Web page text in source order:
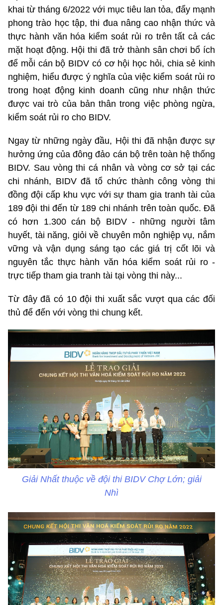
khai từ tháng 6/2022 với mục tiêu lan tỏa, đẩy mạnh
phong trào học tập, thi đua nâng cao nhận thức và
thực hành văn hóa kiểm soát rủi ro trên tất cả các
mặt hoạt động. Hội thi đã trở thành sân chơi bổ ích
để mỗi cán bộ BIDV có cơ hội học hỏi, chia sẻ kinh
nghiệm, hiểu được ý nghĩa của việc kiểm soát rủi ro
trong hoạt động kinh doanh cũng như nhận thức
được vai trò của bản thân trong việc phòng ngừa,
kiểm soát rủi ro cho BIDV.
Ngay từ những ngày đầu, Hội thi đã nhận được sự
hưởng ứng của đông đảo cán bộ trên toàn hệ thống
BIDV. Sau vòng thi cá nhân và vòng cơ sở tại các
chi nhánh, BIDV đã tổ chức thành công vòng thi
đồng đội cấp khu vực với sự tham gia tranh tài của
189 đội thi đến từ 189 chi nhánh trên toàn quốc. Đã
có hơn 1.300 cán bộ BIDV - những người tâm
huyết, tài năng, giỏi về chuyên môn nghiệp vụ, nắm
vững và vận dụng sáng tạo các giá trị cốt lõi và
nguyên tắc thực hành văn hóa kiểm soát rủi ro -
trực tiếp tham gia tranh tài tại vòng thi này...
Từ đây đã có 10 đội thi xuất sắc vượt qua các đối
thủ để đến với vòng thi chung kết.
Giải Nhất thuộc về đội thi BIDV Chợ Lớn; giải
Nhì